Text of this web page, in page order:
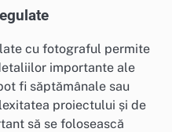
cu fotograful permite
importante ale
fi săptămânale sau
proiectului și de
să se folosească